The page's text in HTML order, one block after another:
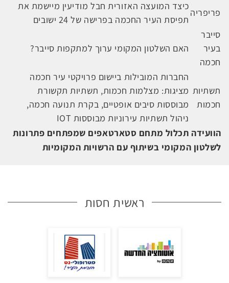
פריפריה
כיצד המועצה האזורית חבל מודיעין מיישמת את
תפיסת העיר החכמה בפרישה של 24 ישובים
סייבר
בעיר
חכמה
האם השלטון המקומי ערוך למתקפות סייבר?
תשתיות
חכמות
החברות המובילות ביישום פרויקטי עיר חכמה
מציגות: מצלמות חכמות, תשתיות תקשורת
מבוססות סיבים אופטיים, בקרת תנועה חכמה,
ניהול תשתיות עירוניות מבוססות IOT
הוועידה תכלול מתחם סטארטאפים שמפתחים פתרונות
לשלטון המקומי בשיתוף עם הרשויות המקומיות
ראשית חסות